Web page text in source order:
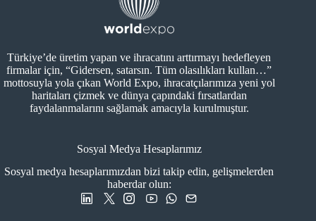
Türkiye’de üretim yapan ve ihracatını arttırmayı hedefleyen
firmalar için, “Gidersen, satarsın. Tüm olasılıkları kullan…”
mottosuyla yola çıkan World Expo, ihracatçılarımıza yeni yol
haritaları çizmek ve dünya çapındaki fırsatlardan
faydalanmalarını sağlamak amacıyla kurulmuştur.
Sosyal Medya Hesaplarımız
Sosyal medya hesaplarımızdan bizi takip edin, gelişmelerden
haberdar olun: